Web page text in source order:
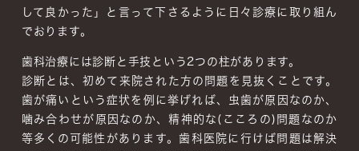
して良かった」と言って下さるように日々診療に取り組ん
でおります。
歯科治療には診断と手技という2つの柱があります。
診断とは、初めて来院された方の問題を見抜くことです。
歯が痛いという症状を例に挙げれば、虫歯が原因なのか、
噛み合わせが原因なのか、精神的な(こころの)問題なのか
等多くの可能性があります。歯科医院に行けば問題は解決